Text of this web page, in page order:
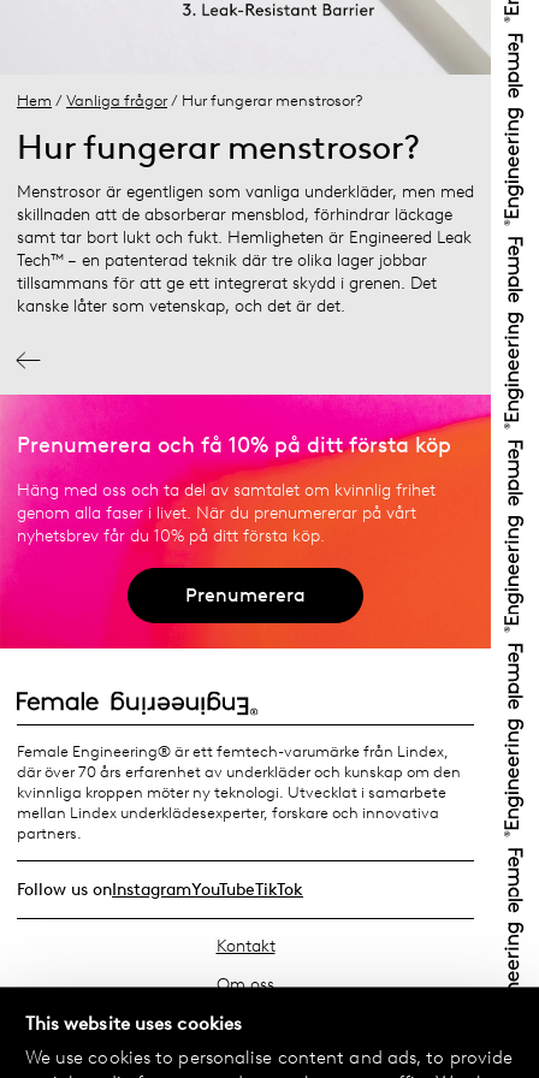
This website uses cookies
We use cookies to personalise content and ads, to provide
Hem / Vanliga frågor/ Hur fungerar menstrosor?
Hur fungerar menstrosor?
Menstrosor är egentligen som vanliga underkläder, men med
skillnaden att de absorberar mensblod, förhindrar läckage
samt tar bort lukt och fukt. Hemligheten är Engineered Leak
Tech™ – en patenterad teknik där tre olika lager jobbar
tillsammans för att ge ett integrerat skydd i grenen. Det
kanske låter som vetenskap, och det är det.
Prenumerera och få 10% på ditt första köp
Häng med oss och ta del av samtalet om kvinnlig frihet
genom alla faser i livet. När du prenumererar på vårt
nyhetsbrev får du 10% på ditt första köp.
Prenumerera
Female Engineering® är ett femtech-varumärke från Lindex,
där över 70 års erfarenhet av underkläder och kunskap om den
kvinnliga kroppen möter ny teknologi. Utvecklat i samarbete
mellan Lindex underklädesexperter, forskare och innovativa
partners.
Follow us onInstagramYouTubeTikTok
Kontakt
Om oss
Hitta din butik
FAQ